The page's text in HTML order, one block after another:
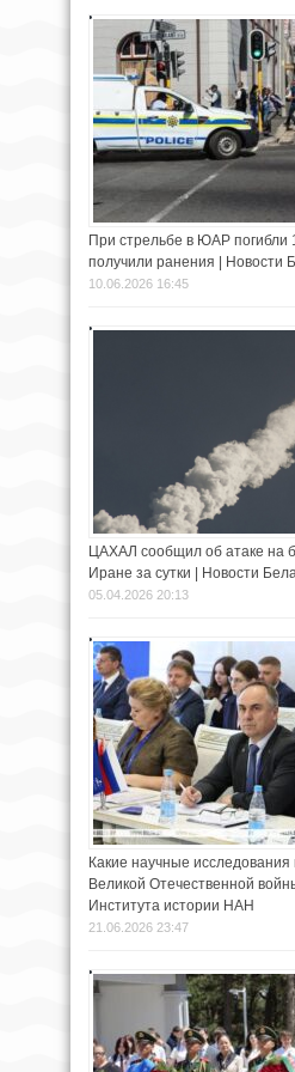
При стрельбе в ЮАР погибли
получили ранения | Новости
10.06.2026 16:45
ЦАХАЛ сообщил об атаке на
Иране за сутки | Новости
05.04.2026 20:13
Какие научные
Великой Отечественной
Института истории НАН
21.06.2026 23:47